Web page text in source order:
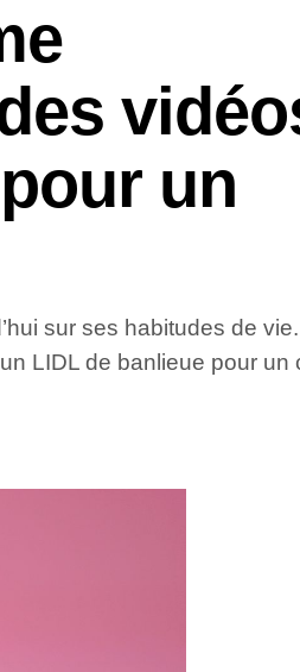
un
sur ses habitudes de
LIDL de banlieue pour un